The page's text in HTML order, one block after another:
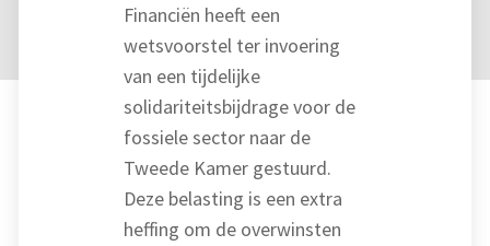
Financiën heeft een
wetsvoorstel ter invoering
van een tijdelijke
solidariteitsbijdrage voor de
fossiele sector naar de
Tweede Kamer gestuurd.
Deze belasting is een extra
heffing om de overwinsten